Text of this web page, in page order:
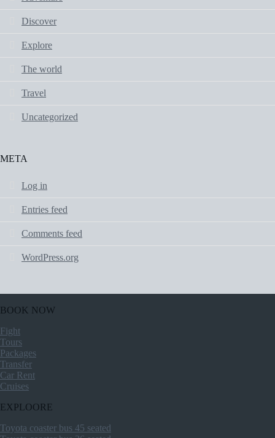
Discover
Explore
The world
Travel
Uncategorized
META
Log in
Entries feed
Comments feed
WordPress.org
BOOK NOW
Fight
Tours
Packages
Transfer
Car Rent
Cruises
EXPLOORE
Toyota coaster bus 45 seated